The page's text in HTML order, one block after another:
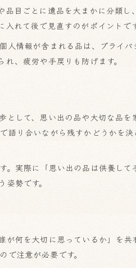
慮
は
点
ト
ント
目ごとに遺品を大まかに分類し
れて後で見直すのがポイントです
人情報が含まれる品は、プライバ
、疲労や手戻りも防げます。
して、思い出の品や大切な品を
語り合いながら残すかどうかを決
。実際に「思い出の品は供養して
勢です。
何を大切に思っているか」を共
注意が必要です。